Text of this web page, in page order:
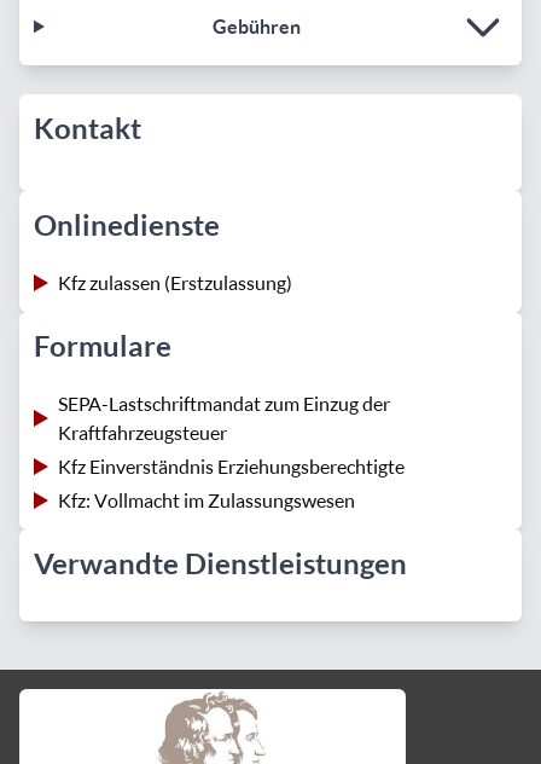
Gebühren
Kontakt
Onlinedienste
Kfz zulassen (Erstzulassung)
Formulare
SEPA-Lastschriftmandat zum Einzug der
Kraftfahrzeugsteuer
Kfz Einverständnis Erziehungsberechtigte
Kfz: Vollmacht im Zulassungswesen
Verwandte Dienstleistungen